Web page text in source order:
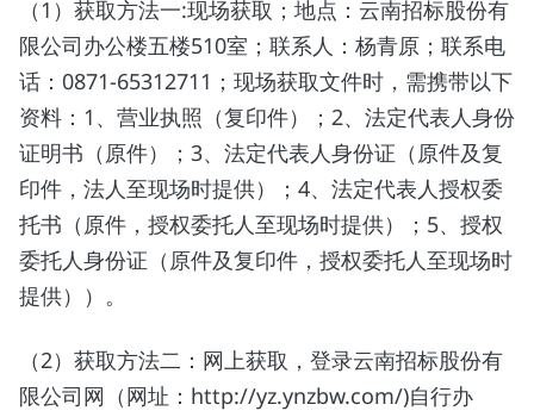
（1）获取方法一:现场获取；地点：云南招标股份有
限公司办公楼五楼510室；联系人：杨青原；联系电
话：0871-65312711；现场获取文件时，需携带以下
资料：1、营业执照（复印件）；2、法定代表人身份
证明书（原件）；3、法定代表人身份证（原件及复
印件，法人至现场时提供）；4、法定代表人授权委
托书（原件，授权委托人至现场时提供）；5、授权
委托人身份证（原件及复印件，授权委托人至现场时
提供））。
（2）获取方法二：网上获取，登录云南招标股份有
限公司网（网址：http://yz.ynzbw.com/)自行办